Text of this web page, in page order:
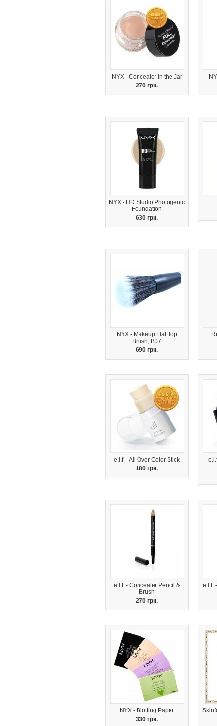
NYX - Concealer in the Jar
270 грн.
NYX - HD Studio Photogenic
Foundation
630 грн.
NYX - Makeup Flat Top
Brush, B07
690 грн.
e.l.f. - All Over Color Stick
180 грн.
e.l.f. - Concealer Pencil &
Brush
270 грн.
e.l.f.
NYX - Blotting Paper
330 грн.